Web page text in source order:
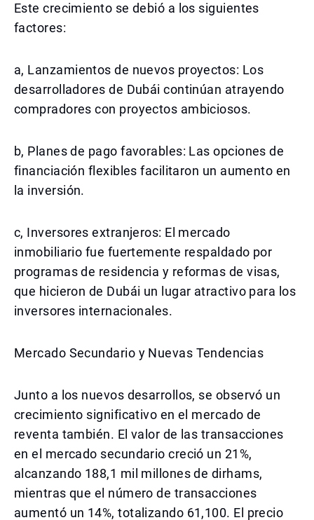
Este crecimiento se debió a los siguientes
factores:
a, Lanzamientos de nuevos proyectos: Los
desarrolladores de Dubái continúan atrayendo
compradores con proyectos ambiciosos.
b, Planes de pago favorables: Las opciones de
financiación flexibles facilitaron un aumento en
la inversión.
c, Inversores extranjeros: El mercado
inmobiliario fue fuertemente respaldado por
programas de residencia y reformas de visas,
que hicieron de Dubái un lugar atractivo para los
inversores internacionales.
Mercado Secundario y Nuevas Tendencias
Junto a los nuevos desarrollos, se observó un
crecimiento significativo en el mercado de
reventa también. El valor de las transacciones
en el mercado secundario creció un 21%,
alcanzando 188,1 mil millones de dirhams,
mientras que el número de transacciones
aumentó un 14%, totalizando 61,100. El precio